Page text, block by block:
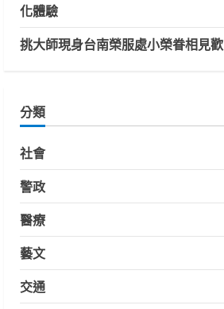
化體驗
挑大師現身台南榮服處小榮眷相見歡
分類
社會
警政
醫療
藝文
交通